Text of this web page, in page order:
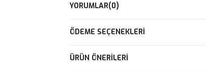
YORUMLAR(0)
ÖDEME SEÇENEKLERI
ÜRÜN ÖNERILERI